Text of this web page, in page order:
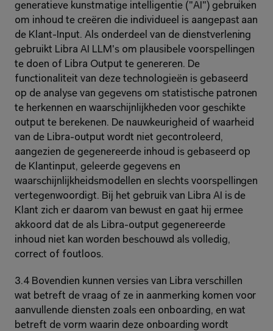
generatieve kunstmatige intelligentie ("AI") gebruiken
om inhoud te creëren die individueel is aangepast aan
de Klant-Input. Als onderdeel van de dienstverlening
gebruikt Libra AI LLM's om plausibele voorspellingen
te doen of Libra Output te genereren. De
functionaliteit van deze technologieën is gebaseerd
op de analyse van gegevens om statistische patronen
te herkennen en waarschijnlijkheden voor geschikte
output te berekenen. De nauwkeurigheid of waarheid
van de Libra-output wordt niet gecontroleerd,
aangezien de gegenereerde inhoud is gebaseerd op
de Klantinput, geleerde gegevens en
waarschijnlijkheidsmodellen en slechts voorspellingen
vertegenwoordigt. Bij het gebruik van Libra AI is de
Klant zich er daarom van bewust en gaat hij ermee
akkoord dat de als Libra-output gegenereerde
inhoud niet kan worden beschouwd als volledig,
correct of foutloos.
3.4 Bovendien kunnen versies van Libra verschillen
wat betreft de vraag of ze in aanmerking komen voor
aanvullende diensten zoals een onboarding, en wat
betreft de vorm waarin deze onboarding wordt